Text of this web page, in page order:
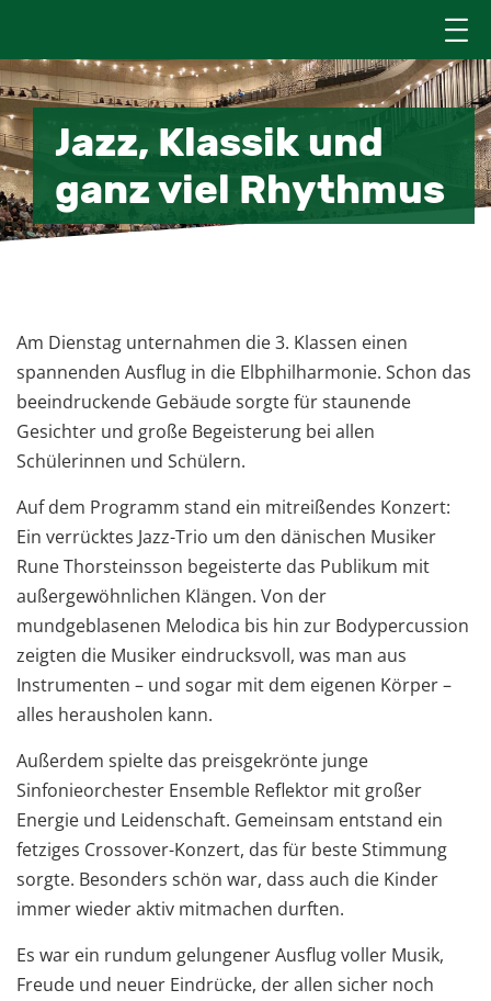
Jazz, Klassik und
ganz viel Rhythmus
Am Dienstag unternahmen die 3. Klassen einen
spannenden Ausflug in die Elbphilharmonie. Schon das
beeindruckende Gebäude sorgte für staunende
Gesichter und große Begeisterung bei allen
Schülerinnen und Schülern.
Auf dem Programm stand ein mitreißendes Konzert:
Ein verrücktes Jazz-Trio um den dänischen Musiker
Rune Thorsteinsson begeisterte das Publikum mit
außergewöhnlichen Klängen. Von der
mundgeblasenen Melodica bis hin zur Bodypercussion
zeigten die Musiker eindrucksvoll, was man aus
Instrumenten – und sogar mit dem eigenen Körper –
alles herausholen kann.
Außerdem spielte das preisgekrönte junge
Sinfonieorchester Ensemble Reflektor mit großer
Energie und Leidenschaft. Gemeinsam entstand ein
fetziges Crossover-Konzert, das für beste Stimmung
sorgte. Besonders schön war, dass auch die Kinder
immer wieder aktiv mitmachen durften.
Es war ein rundum gelungener Ausflug voller Musik,
Freude und neuer Eindrücke, der allen sicher noch